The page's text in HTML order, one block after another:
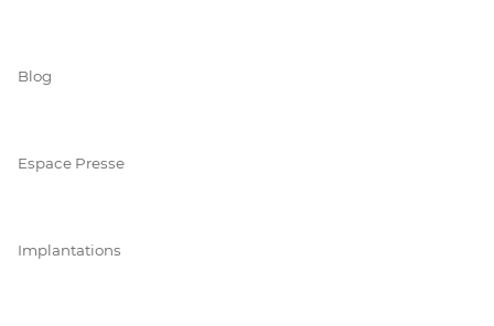
Blog
Espace Presse
Implantations